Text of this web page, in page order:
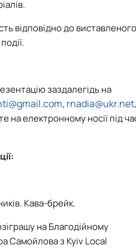
відповідно до виставленого
заздалегідь на
, rnadia@ukr.net,
на електронному носії під
Кава-брейк.
на Благодійному
Самойлова з Kyiv Local